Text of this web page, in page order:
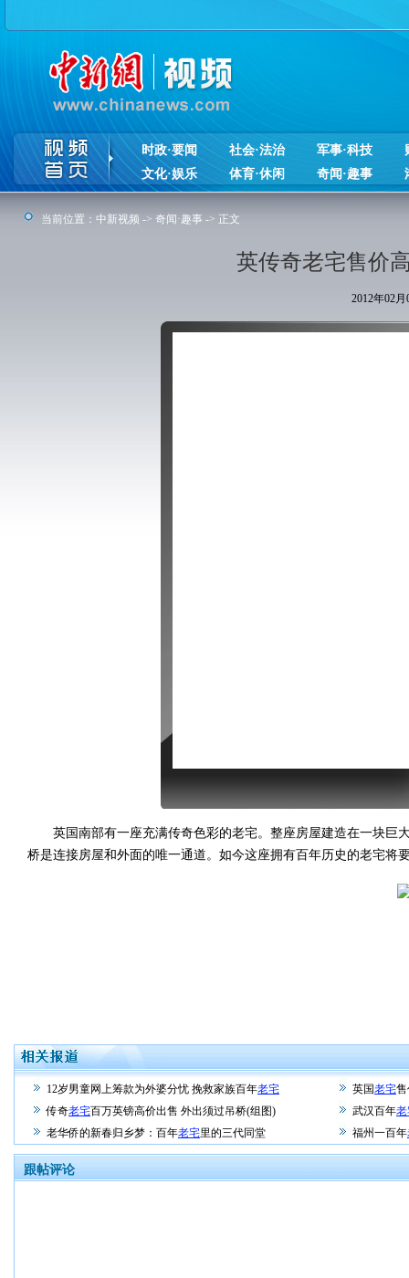
时政·要闻 社会·法治 军事·科技
文化·娱乐
体育·休闲 奇闻·趣事
当前位置： 中新视频 -> 奇闻·趣事 -> 正文
英传奇老宅售价
2012年02
英国南部有一座充满传奇色彩的老宅。整座房屋建造在一块巨
桥是连接房屋和外面的唯一通道。如今这座拥有百年历史的老宅将
12岁男童网上筹款为外婆分忧 挽救家族百年老宅 英国老宅
传奇老宅百万英镑高价出售 外出须过吊桥(组图) 武汉百年
老华侨的新春归乡梦：百年老宅里的三代同堂 福州一百年
跟帖评论